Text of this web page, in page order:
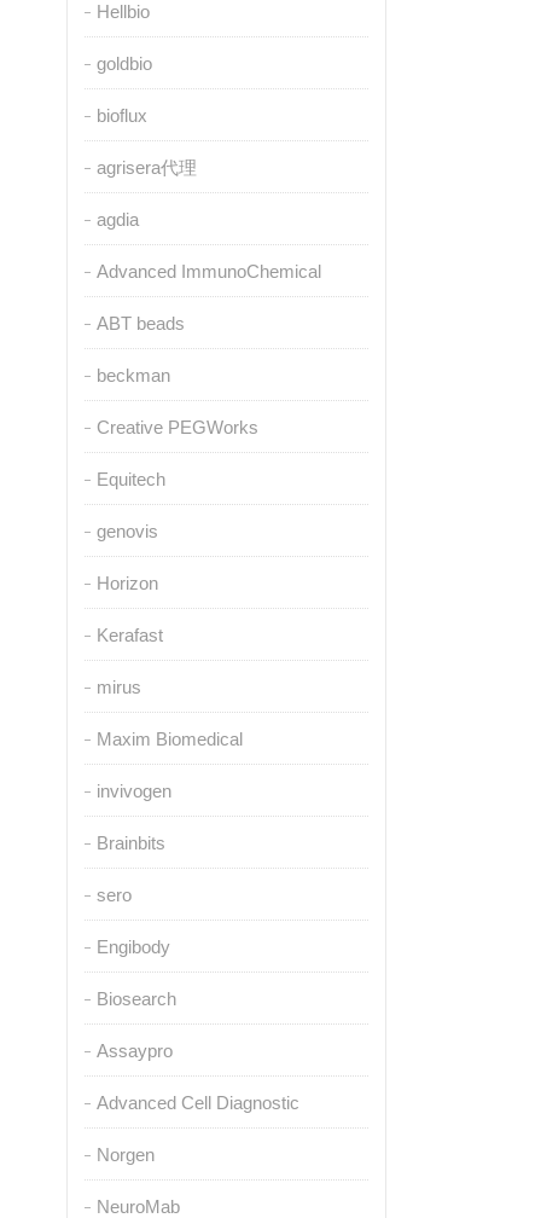
Hellbio
goldbio
bioflux
agrisera代理
agdia
Advanced ImmunoChemical
ABT beads
beckman
Creative PEGWorks
Equitech
genovis
Horizon
Kerafast
mirus
Maxim Biomedical
invivogen
Brainbits
sero
Engibody
Biosearch
Assaypro
Advanced Cell Diagnostic
Norgen
NeuroMab